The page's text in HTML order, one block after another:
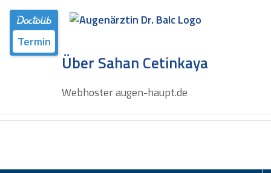
Zum
Inhalt
springen
Über Sahan Cetinkaya
Webhoster augen-haupt.de
Termin